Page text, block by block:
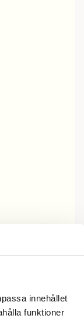
innehållet
funktioner